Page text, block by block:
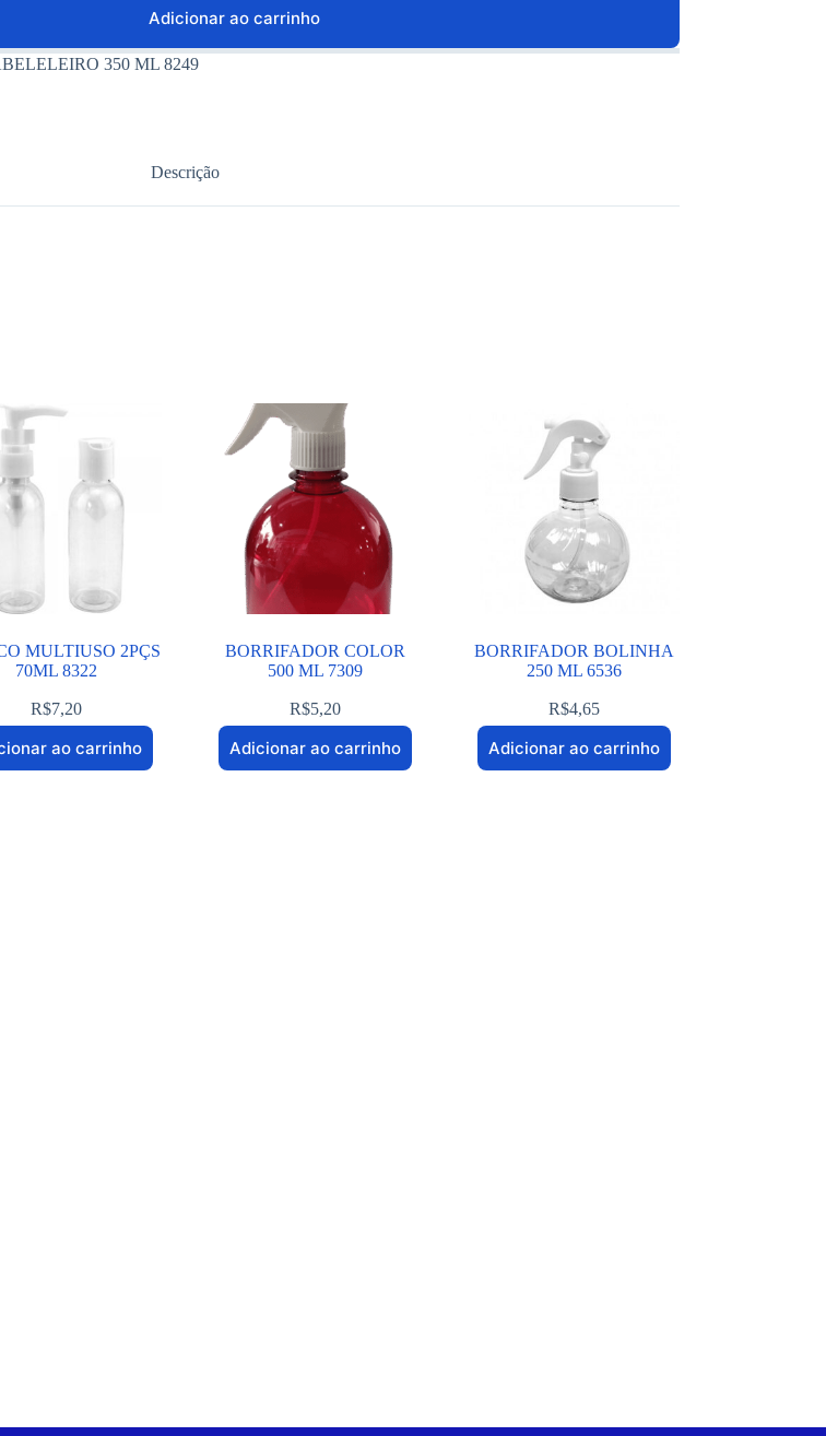
Adicionar ao carrinho
350 ML 8249
Descrição
MULTIUSO 2PÇS
70ML 8322
R$7,20
ao carrinho
BORRIFADOR COLOR
500 ML 7309
R$5,20
Adicionar ao carrinho
BORRIFADOR BOLINHA
250 ML 6536
R$4,65
Adicionar ao carrinho